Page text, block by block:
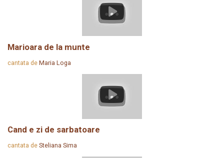
Marioara de la munte
cantata de Maria Loga
Cand e zi de sarbatoare
cantata de Steliana Sima